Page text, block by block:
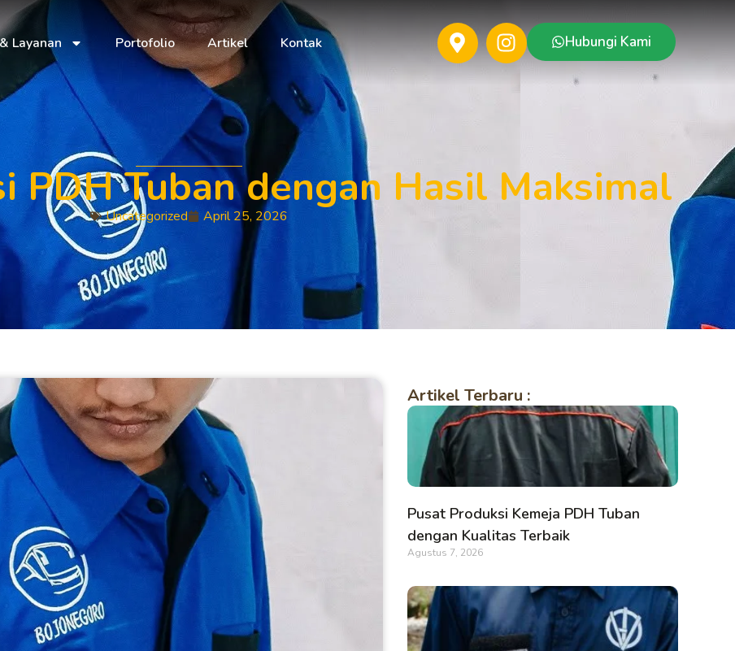
Layanan Portofolio Artikel Kontak Hubungi Kami
PDH Tuban dengan Hasil Maksimal
Uncategorized April 25, 2026
Artikel Terbaru :
Pusat Produksi Kemeja PDH Tuban
dengan Kualitas Terbaik
Agustus 7, 2026